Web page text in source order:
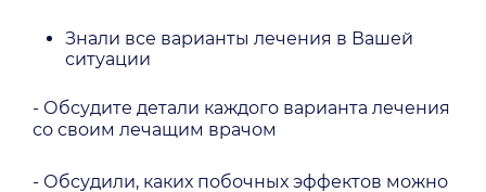
Знали все варианты лечения в Вашей
ситуации
- Обсудите детали каждого варианта лечения
со своим лечащим врачом
- Обсудили, каких побочных эффектов можно